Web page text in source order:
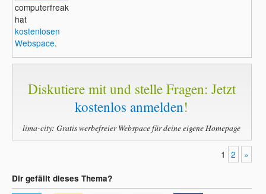
computerfreak1
hat
kostenlosen
Webspace.
Diskutiere mit und stelle Fragen: Jetzt
kostenlos anmelden!
lima-city: Gratis werbefreier Webspace für deine eigene Homepage
1 2 »
Dir gefällt dieses Thema?